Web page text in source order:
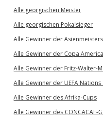
Alle georgischen Meister
Alle georgischen Pokalsieger
Alle Gewinner der
Alle Gewinner der Copa America
Alle Gewinner der Fritz-Walter-
Alle Gewinner der UEFA Nations
Alle Gewinner des Afrika-Cups
Alle Gewinner des CONCACAF-